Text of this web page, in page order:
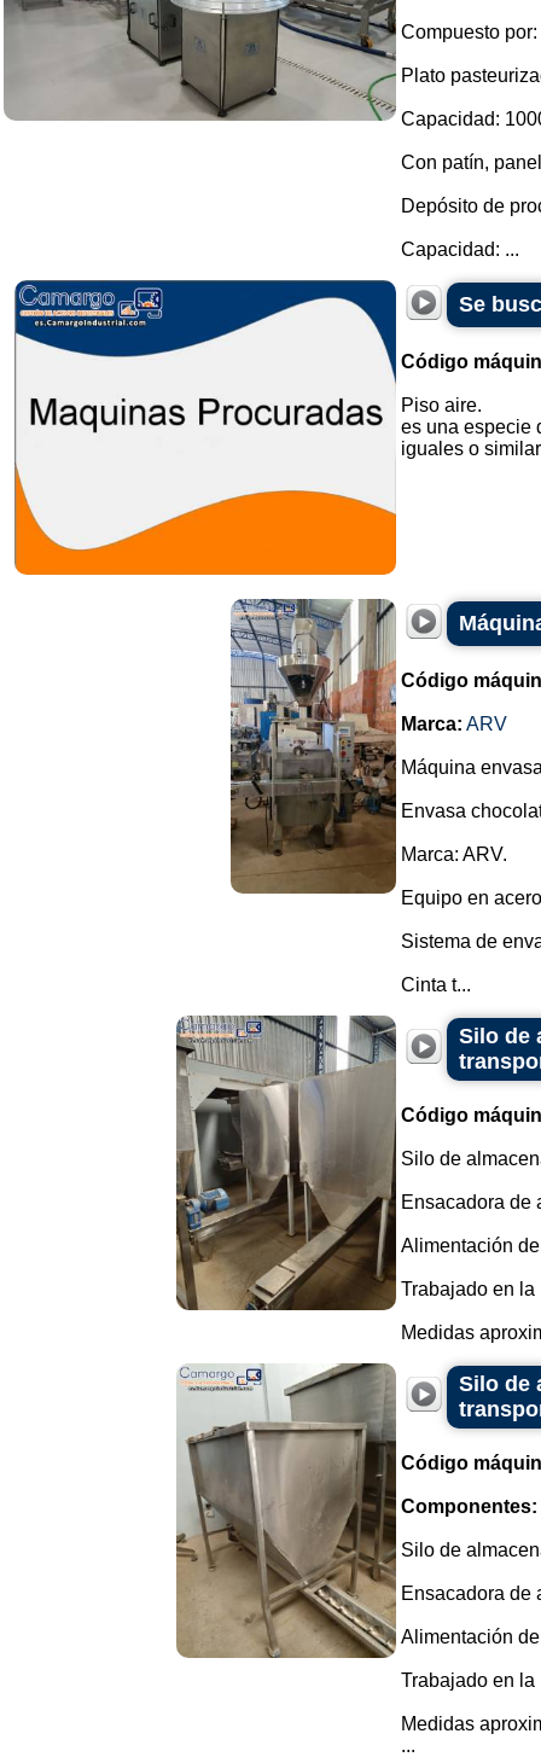
Compuesto por:
Plato
Capacidad:
Con patín,
Depósito de
Capacidad: ...
Se
Código
Piso aire.
es una especie
iguales o
Código
Marca: ARV
Máquina
Envasa
Marca: ARV.
Equipo en
Sistema de
Cinta t...
Silo de
Código
Silo de
Ensacadora de
Alimentación
Trabajado en
Medidas
Silo de
Código
Componentes:
Silo de
Ensacadora de
Alimentación
Trabajado en
Medidas
...